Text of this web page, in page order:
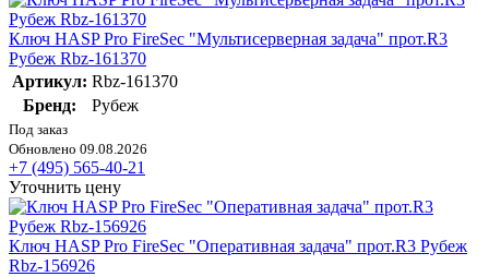
Ключ HASP Pro FireSec "Мультисерверная задача" прот.R3
Рубеж Rbz-161370
Артикул: Rbz-161370
Бренд:
Рубеж
Под заказ
Обновлено 09.08.2026
+7 (495) 565-40-21
Уточнить цену
Ключ HASP Pro FireSec "Оперативная задача" прот.R3 Рубеж
Rbz-156926